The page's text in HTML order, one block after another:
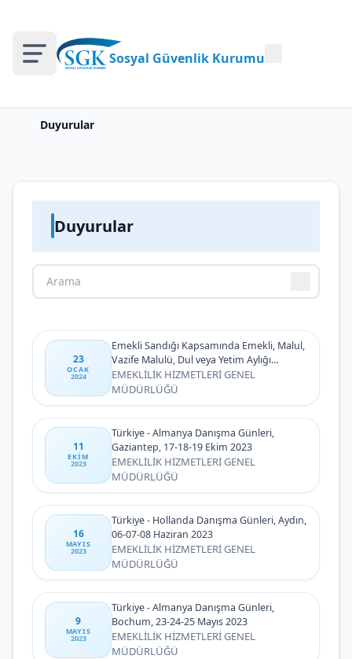
Sosyal Güvenlik Kurumu
Duyurular
Duyurular
23
OCAK
2024
Emekli Sandığı Kapsamında Emekli, Malul,
Vazife Malulü, Dul veya Yetim Aylığı
Alanların 2024 Yılı Ocak Ayı Zam Farkları İle
Harp ve Vazife Malullerine Yapılacak 2023
Yılı Ek Ödemelerinin Ödenmesi
EMEKLİLİK HİZMETLERİ GENEL
MÜDÜRLÜĞÜ
11
EKIM
2023
Türkiye - Almanya Danışma Günleri,
Gaziantep, 17-18-19 Ekim 2023
EMEKLİLİK HİZMETLERİ GENEL
MÜDÜRLÜĞÜ
16
MAYIS
2023
Türkiye - Hollanda Danışma Günleri, Aydın,
06-07-08 Haziran 2023
EMEKLİLİK HİZMETLERİ GENEL
MÜDÜRLÜĞÜ
9
MAYIS
2023
Türkiye - Almanya Danışma Günleri,
Bochum, 23-24-25 Mayıs 2023
EMEKLİLİK HİZMETLERİ GENEL
MÜDÜRLÜĞÜ